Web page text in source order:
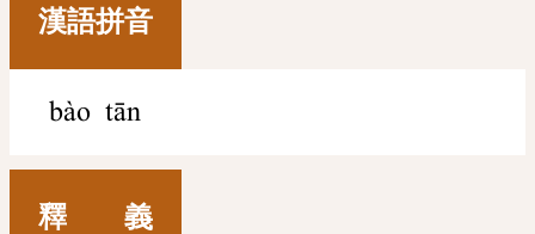
漢語拼音
bào tān
釋 義